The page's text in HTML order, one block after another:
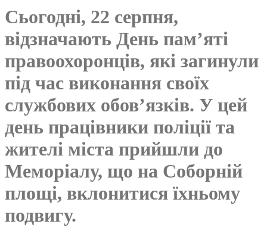
Сьогодні, 22 серпня,
відзначають День пам’яті
правоохоронців, які загинули
під час виконання своїх
службових обов’язків. У цей
день працівники поліції та
жителі міста прийшли до
Меморіалу, що на Соборній
площі, вклонитися їхньому
подвигу.